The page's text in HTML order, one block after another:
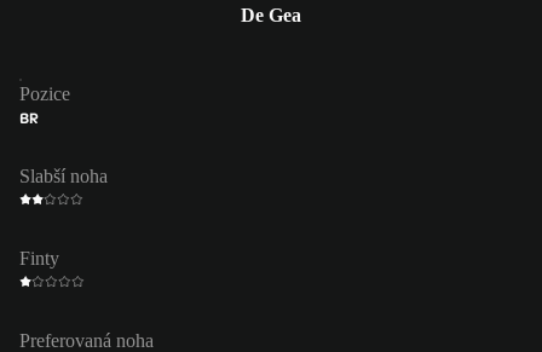
De Gea
Pozice
BR
Slabší noha
Finty
Preferovaná noha